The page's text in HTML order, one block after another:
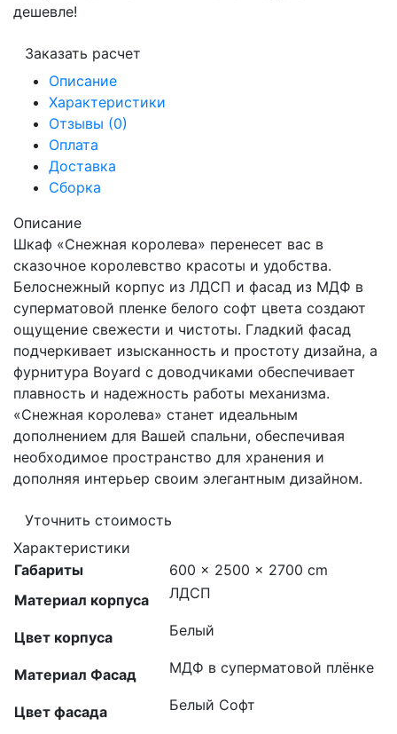
дешевле!
Заказать расчет
Описание
Характеристики
Отзывы (0)
Оплата
Доставка
Сборка
Описание
Шкаф «Снежная королева» перенесет вас в
сказочное королевство красоты и удобства.
Белоснежный корпус из ЛДСП и фасад из МДФ в
суперматовой пленке белого софт цвета создают
ощущение свежести и чистоты. Гладкий фасад
подчеркивает изысканность и простоту дизайна, а
фурнитура Boyard с доводчиками обеспечивает
плавность и надежность работы механизма.
«Снежная королева» станет идеальным
дополнением для Вашей спальни, обеспечивая
необходимое пространство для хранения и
дополняя интерьер своим элегантным дизайном.
Уточнить стоимость
Характеристики
Габариты
600 × 2500 × 2700 cm
Материал корпуса
ЛДСП
Цвет корпуса Белый
Материал Фасад МДФ в суперматовой плёнке
Цвет фасада Белый Софт